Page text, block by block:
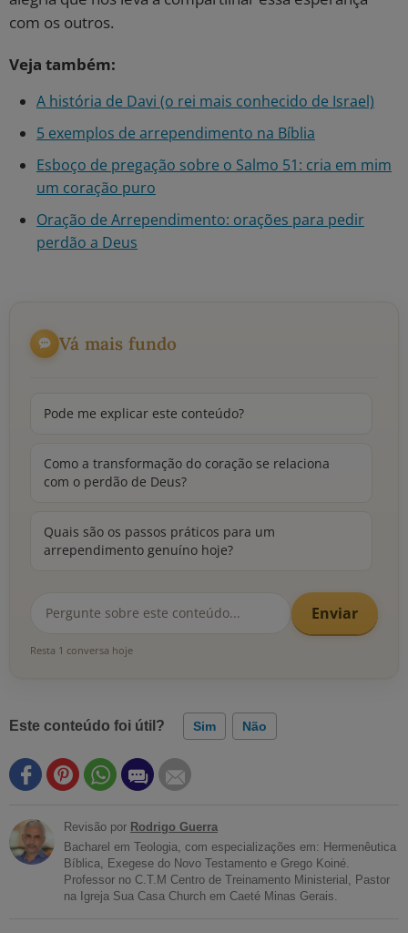
com os outros.
Veja também:
A história de Davi (o rei mais conhecido de Israel)
5 exemplos de arrependimento na Bíblia
Esboço de pregação sobre o Salmo 51: cria em mim
um coração puro
Oração de Arrependimento: orações para pedir
perdão a Deus
Vá mais fundo
Pode me explicar este conteúdo?
Como a transformação do coração se relaciona
com o perdão de Deus?
Quais são os passos práticos para um
arrependimento genuíno hoje?
Enviar
Resta 1 conversa hoje
Este conteúdo foi útil? Sim Não
Revisão por Rodrigo Guerra
Bacharel em Teologia, com especializações em: Hermenêutica
Bíblica, Exegese do Novo Testamento e Grego Koiné.
Professor no C.T.M Centro de Treinamento Ministerial, Pastor
na Igreja Sua Casa Church em Caeté Minas Gerais.